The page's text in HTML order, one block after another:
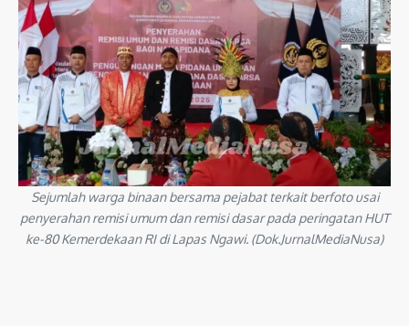
Sejumlah warga binaan bersama pejabat terkait berfoto usai
penyerahan remisi umum dan remisi dasar pada peringatan HUT
ke-80 Kemerdekaan RI di Lapas Ngawi. (Dok.JurnalMediaNusa)